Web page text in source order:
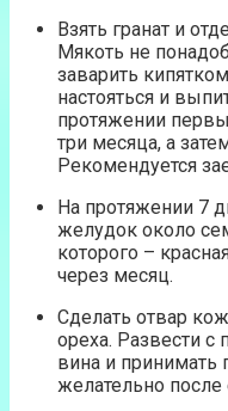
Взять гранат и
Мякоть не
заварить
настояться и
протяжении
три месяца, а
Рекомендуется
На протяжении 7
желудок около
которого –
через месяц.
Сделать отвар
ореха. Развести
вина и принимать
желательно